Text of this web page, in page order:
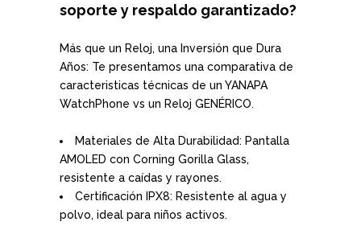
soporte y respaldo garantizado?
Más que un Reloj, una Inversión que Dura
Años: Te presentamos una comparativa de
caracteristicas técnicas de un YANAPA
WatchPhone vs un Reloj GENÉRICO.
Materiales de Alta Durabilidad: Pantalla
AMOLED con Corning Gorilla Glass,
resistente a caídas y rayones.
Certificación IPX8: Resistente al agua y
polvo, ideal para niños activos.